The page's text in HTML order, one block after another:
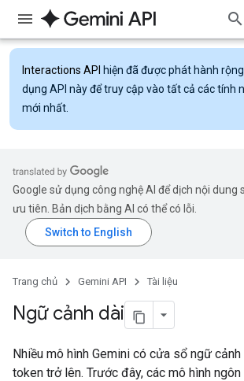
Interactions API hiện đã được phát hành
dụng API này để truy cập vào tất cả các tính
mới nhất.
Google sử dụng công nghệ AI để dịch nội dung
ưu tiên. Bản dịch bằng AI có thể có lỗi.
Trang chủ Gemini API Tài liệu
Ngữ cảnh dài
Nhiều mô hình Gemini có cửa sổ ngữ
token trở lên. Trước đây, các mô hình